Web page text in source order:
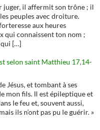
juger, il affermit son trône ; il
peuples avec droiture.
aux heures
qui connaissent ton nom ;
qui […]
selon saint Matthieu 17,14-
Jésus, et tombant à ses
mon fils. Il est épileptique et
le feu et, souvent aussi,
ils n’ont pas pu le guérir. »